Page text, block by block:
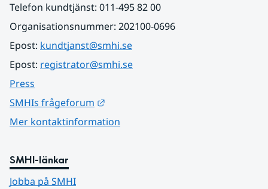
Telefon kundtjänst: 011-495 82 00
Organisationsnummer: 202100-0696
Epost: kundtjanst@smhi.se
Epost: registrator@smhi.se
Press
SMHIs frågeforum
Mer kontaktinformation
SMHI-länkar
Jobba på SMHI